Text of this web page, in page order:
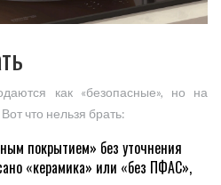
как «безопасные», но на
что нельзя брать:
покрытием» без уточнения
«керамика» или «без ПФАС»,